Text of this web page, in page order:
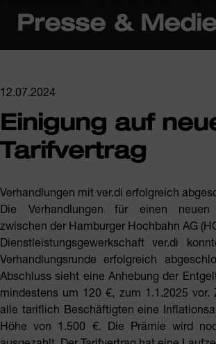
Presse &
12.07.2024
Einigung auf
Tarifvertrag
Verhandlungen mit ver.di erfolgreich
Die Verhandlungen für einen neuen
zwischen der Hamburger Hochbahn AG
Dienstleistungsgewerkschaft ver.di
Verhandlungsrunde erfolgreich
Abschluss sieht eine Anhebung der
mindestens um 120 €, zum 1.1.2025 vor.
alle tariflich Beschäftigten eine
Höhe von 1.500 €. Die Prämie wird